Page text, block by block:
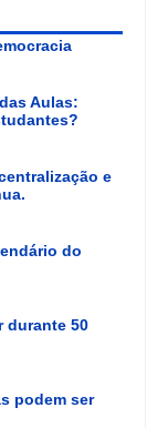
Aulas:
e
do
durante 50
podem ser